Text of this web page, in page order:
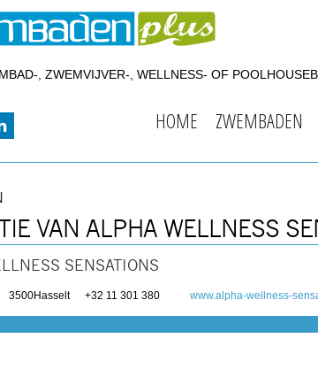
, ZWEMVIJVER-, WELLNESS- OF
HOME ZWEMBADEN
VAN ALPHA WELLNESS
SENSATIONS
3500Hasselt +32 11 301 380 www.alpha-wellness-